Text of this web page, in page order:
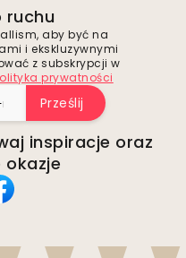
ruchu
aby być na
i ekskluzywnymi
z subskrypcji w
prywatności
Prześlij
inspiracje oraz